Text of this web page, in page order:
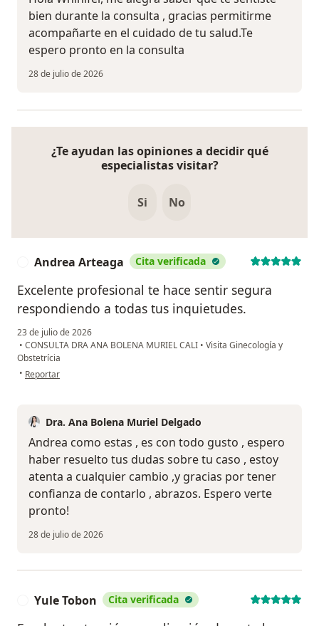
bien durante la consulta , gracias permitirme
acompañarte en el cuidado de tu salud.Te
espero pronto en la consulta
28 de julio de 2026
¿Te ayudan las opiniones a decidir qué
especialistas visitar?
Si No
Andrea Arteaga Cita verificada
Excelente profesional te hace sentir segura
respondiendo a todas tus inquietudes.
23 de julio de 2026
• CONSULTA DRA ANA BOLENA MURIEL CALI • Visita Ginecología y
Obstetrícia
• en opinión del usuario Andrea Arteaga
Reportar
Dra. Ana Bolena Muriel Delgado
Andrea como estas , es con todo gusto , espero
haber resuelto tus dudas sobre tu caso , estoy
atenta a cualquier cambio ,y gracias por tener
confianza de contarlo , abrazos. Espero verte
pronto!
28 de julio de 2026
Yule Tobon Cita verificada